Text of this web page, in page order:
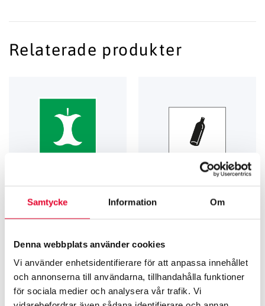
Samtycke Information Om
Denna webbplats använder cookies
Vi använder enhetsidentifierare för att anpassa innehållet
och annonserna till användarna, tillhandahålla funktioner
för sociala medier och analysera vår trafik. Vi
Relaterade produkter
Matavfall
Från
kr
SkyltfabrikenDesign Färgat glas
Från